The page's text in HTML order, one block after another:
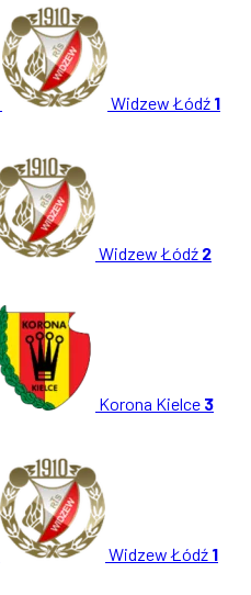
Widzew Łódź 1
Widzew Łódź 2
Korona Kielce 3
Widzew Łódź 1